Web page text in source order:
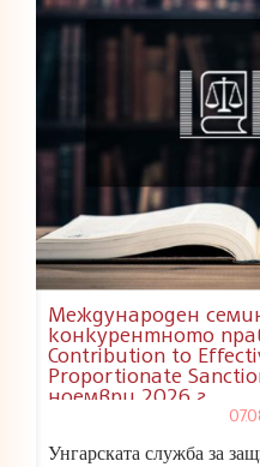
Международен
конкурентното
Contribution to
Proportionate
ноември 2026 г.
Унгарската служба за